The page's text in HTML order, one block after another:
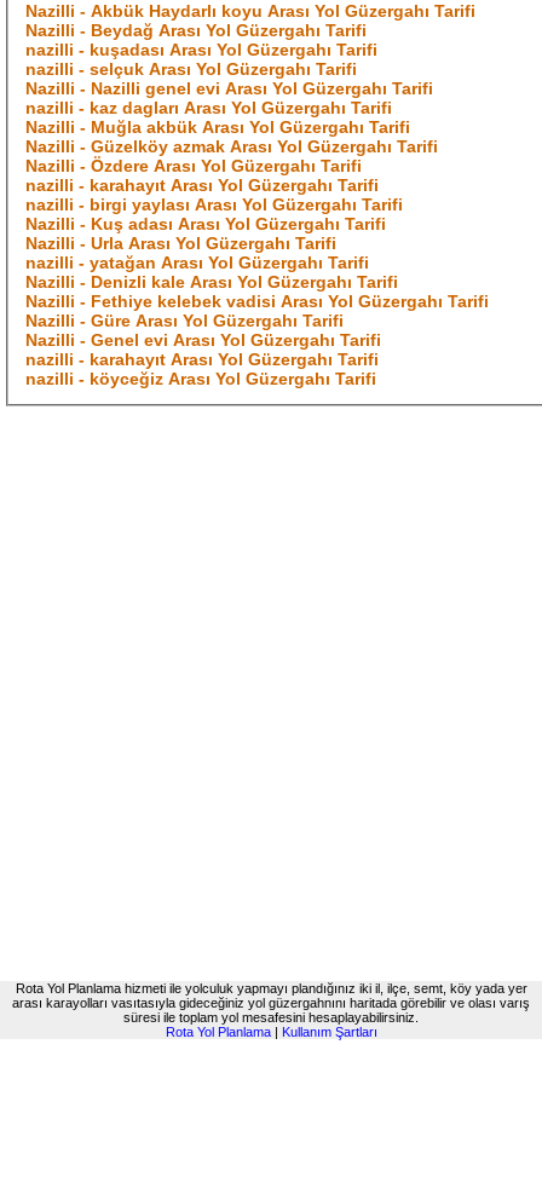
Nazilli - Akbük Haydarlı koyu Arası Yol Güzergahı Tarifi
Nazilli - Beydağ Arası Yol Güzergahı Tarifi
nazilli - kuşadası Arası Yol Güzergahı Tarifi
nazilli - selçuk Arası Yol Güzergahı Tarifi
Nazilli - Nazilli genel evi Arası Yol Güzergahı Tarifi
nazilli - kaz dagları Arası Yol Güzergahı Tarifi
Nazilli - Muğla akbük Arası Yol Güzergahı Tarifi
Nazilli - Güzelköy azmak Arası Yol Güzergahı Tarifi
Nazilli - Özdere Arası Yol Güzergahı Tarifi
nazilli - karahayıt Arası Yol Güzergahı Tarifi
nazilli - birgi yaylası Arası Yol Güzergahı Tarifi
Nazilli - Kuş adası Arası Yol Güzergahı Tarifi
Nazilli - Urla Arası Yol Güzergahı Tarifi
nazilli - yatağan Arası Yol Güzergahı Tarifi
Nazilli - Denizli kale Arası Yol Güzergahı Tarifi
Nazilli - Fethiye kelebek vadisi Arası Yol Güzergahı Tarifi
Nazilli - Güre Arası Yol Güzergahı Tarifi
Nazilli - Genel evi Arası Yol Güzergahı Tarifi
nazilli - karahayıt Arası Yol Güzergahı Tarifi
nazilli - köyceğiz Arası Yol Güzergahı Tarifi
Rota Yol Planlama hizmeti ile yolculuk yapmayı plandığınız iki il, ilçe, semt, köy yada yer
arası karayolları vasıtasıyla gideceğiniz yol güzergahnını haritada görebilir ve olası varış
süresi ile toplam yol mesafesini hesaplayabilirsiniz.
Rota Yol Planlama| Kullanım Şartları